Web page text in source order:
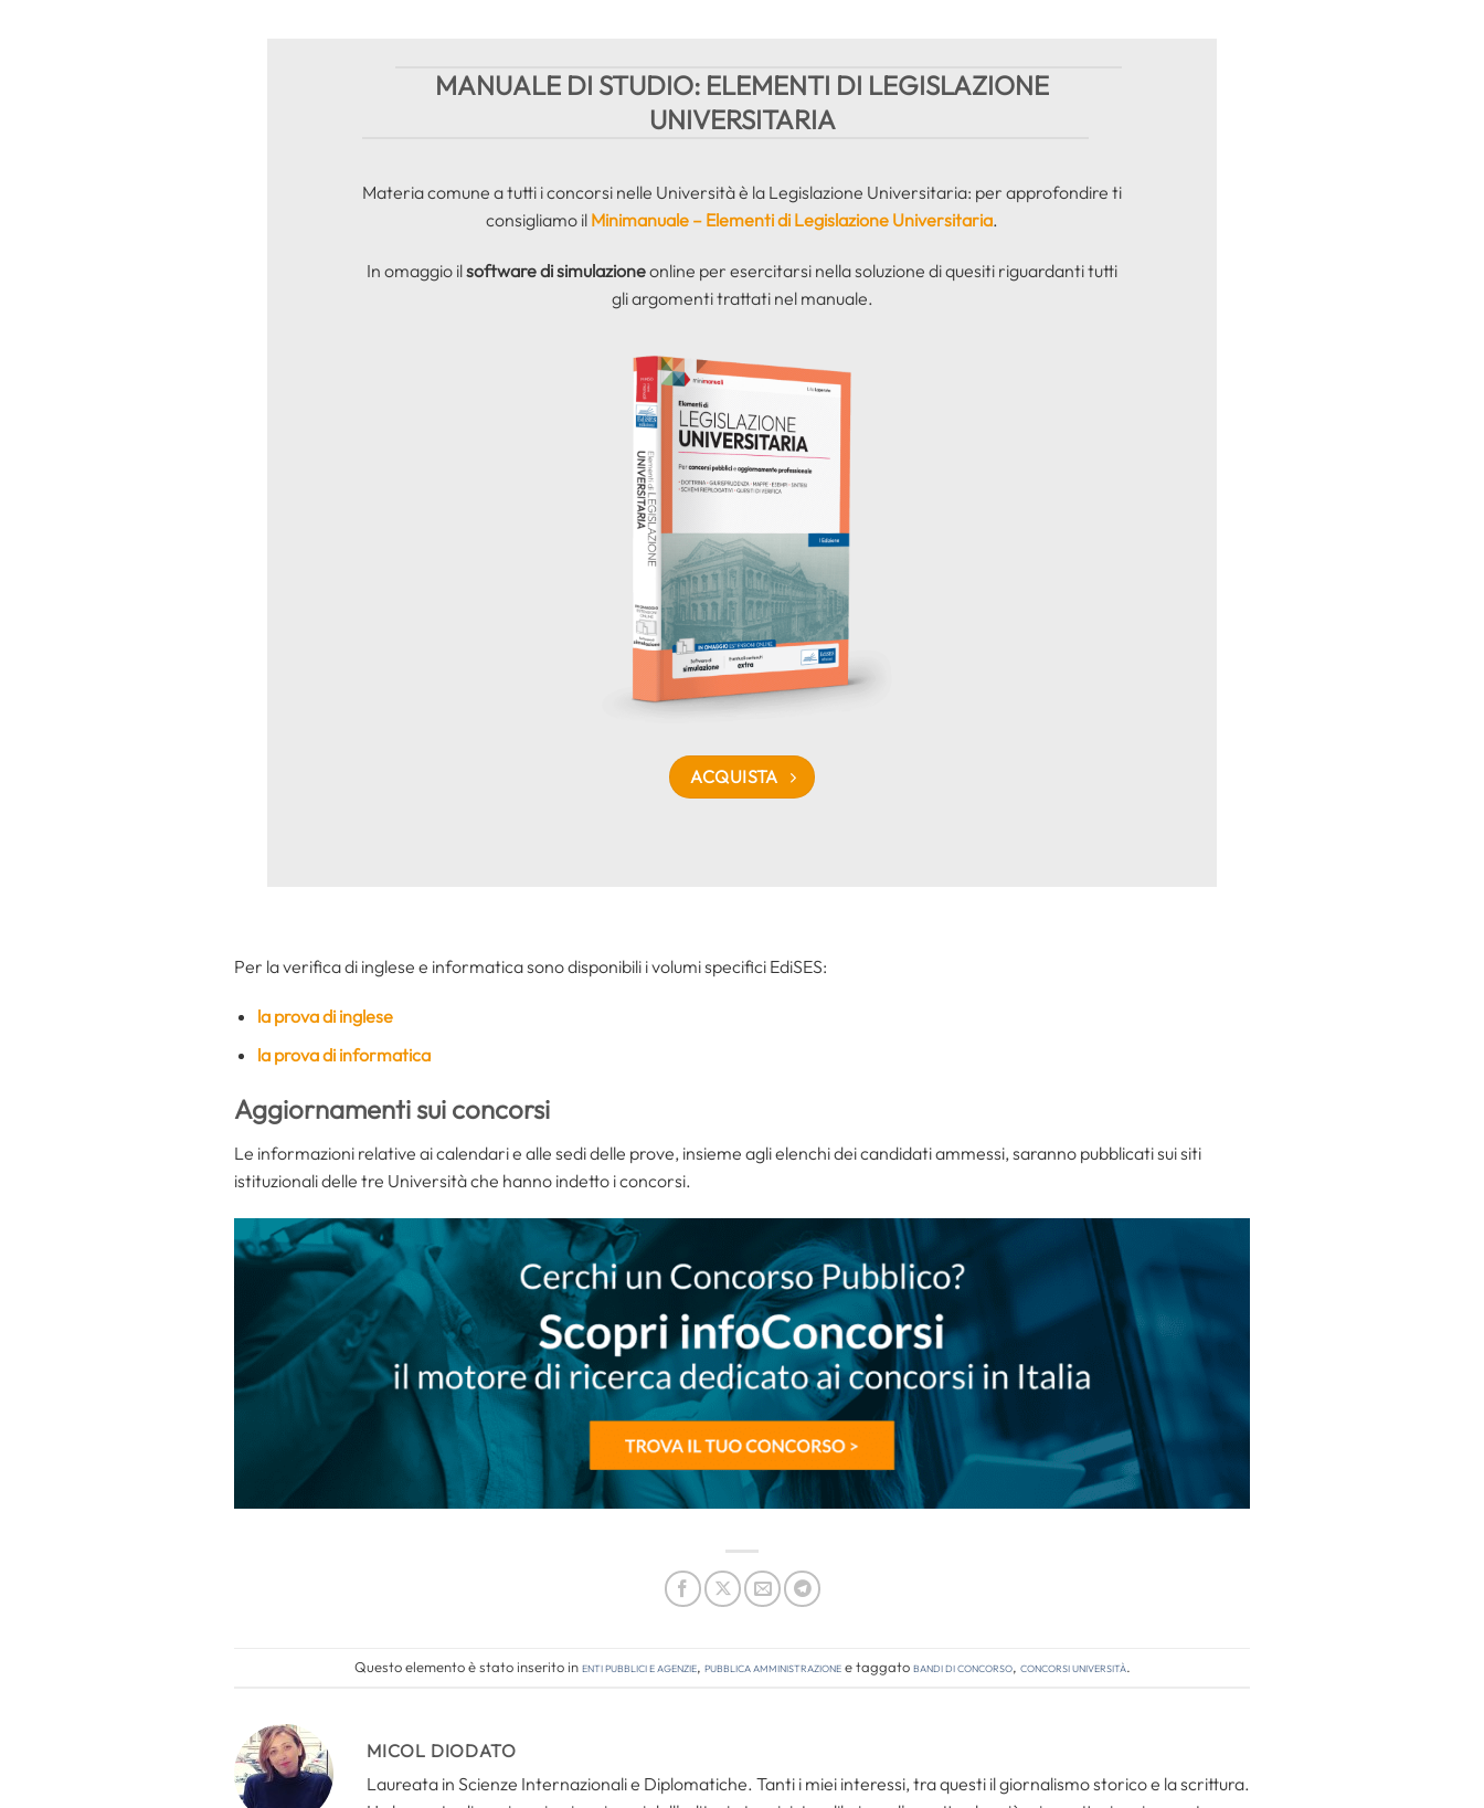
MANUALE DI STUDIO: ELEMENTI DI LEGISLAZIONE
UNIVERSITARIA
Materia comune a tutti i concorsi nelle Università è la Legislazione Universitaria: per approfondire ti
consigliamo il Minimanuale – Elementi di Legislazione Universitaria.
In omaggio ilsoftware di simulazioneonline per esercitarsi nella soluzione di quesiti riguardanti tutti
gli argomenti trattati nel manuale.
ACQUISTA
Per la verifica di inglese e informatica sono disponibili i volumi specifici EdiSES:
la prova di inglese
la prova di informatica
Aggiornamenti sui concorsi
Le informazioni relative ai calendari e alle sedi delle prove, insieme agli elenchi dei candidati ammessi, saranno pubblicati sui siti
istituzionali delle tre Università che hanno indetto i concorsi.
Questo elemento è stato inserito inEnti pubblici e agenzie, Pubblica amministrazionee taggatobandi di concorso, concorsi università.
MICOL DIODATO
Laureata in Scienze Internazionali e Diplomatiche. Tanti i miei interessi, tra questi il giornalismo storico e la scrittura.